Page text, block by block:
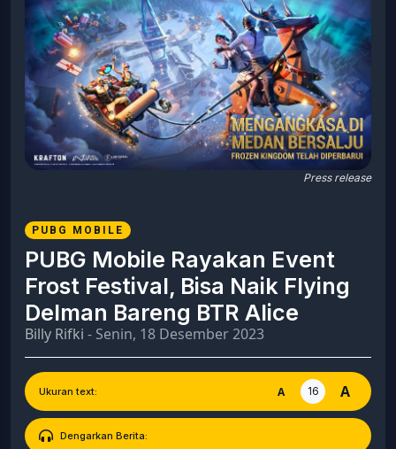
Press release
PUBG MOBILE
PUBG Mobile Rayakan Event
Frost Festival, Bisa Naik Flying
Delman Bareng BTR Alice
Billy Rifki - Senin, 18 Desember 2023
Ukuran text: A 16 A
Dengarkan Berita: